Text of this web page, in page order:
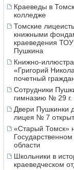
Краеведы в
колледже
Томские
книжными
краеведения
Пушкина
Книжно-
«Григорий
почетный
Сотрудники
гимназию № 29 г.
Двери Пушкинки
лицея № 7
«Старый Томск»
области
Школьники в
краеведческом